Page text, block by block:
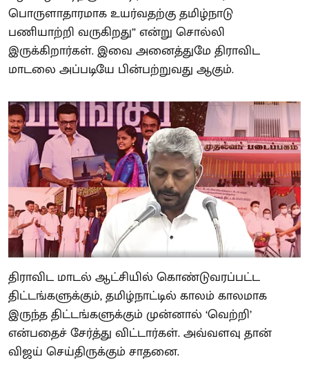
பொருளாதாரமாக உயர்வதற்கு தமிழ்நாடு
பணியாற்றி வருகிறது” என்று சொல்லி
இருக்கிறார்கள். இவை அனைத்துமே திராவிட
மாடலை அப்படியே பின்பற்றுவது ஆகும்.
திராவிட மாடல் ஆட்சியில் கொண்டுவரப்பட்ட
திட்டங்களுக்கும், தமிழ்நாட்டில் காலம் காலமாக
இருந்த திட்டங்களுக்கும் முன்னால் ‘வெற்றி’
என்பதைச் சேர்த்து விட்டார்கள். அவ்வளவு தான்
விஜய் செய்திருக்கும் சாதனை.